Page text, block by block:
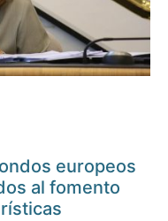
europeos
al fomento